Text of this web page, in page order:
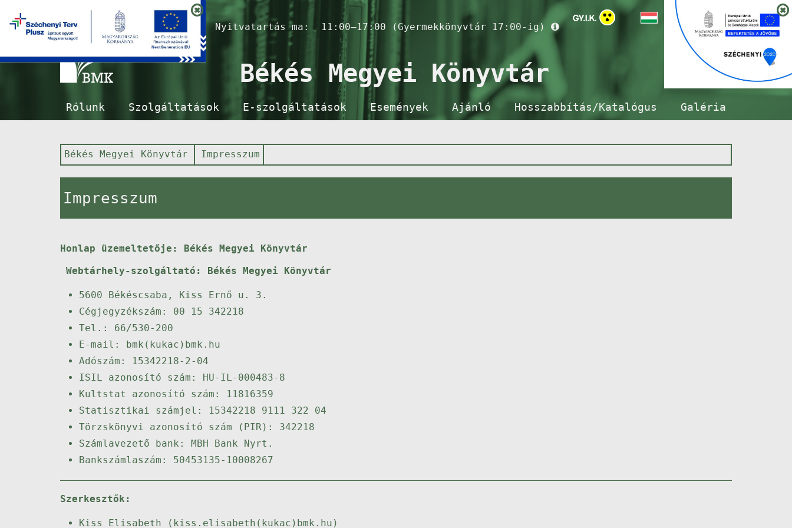
Nyitvatartás ma: 11:00–17:00 (Gyermekkönyvtár 17:00-ig)
Békés Megyei Könyvtár
Rólunk Szolgáltatások E-szolgáltatások Események Ajánló Hosszabbítás/Katalógus Galéria
Békés Megyei Könyvtár Impresszum
Impresszum
Honlap üzemeltetője: Békés Megyei Könyvtár
Webtárhely-szolgáltató: Békés Megyei Könyvtár
5600 Békéscsaba, Kiss Ernő u. 3.
Cégjegyzékszám: 00 15 342218
Tel.: 66/530-200
E-mail: bmk(kukac)bmk.hu
Adószám: 15342218-2-04
ISIL azonosító szám: HU-IL-000483-8
Kultstat azonosító szám: 11816359
Statisztikai számjel: 15342218 9111 322 04
Törzskönyvi azonosító szám (PIR): 342218
Számlavezető bank: MBH Bank Nyrt.
Bankszámlaszám: 50453135-10008267
Szerkesztők:
Kiss Elisabeth (kiss.elisabeth(kukac)bmk.hu)